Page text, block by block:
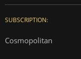
SUBSCRIPTION:
Cosmopolitan